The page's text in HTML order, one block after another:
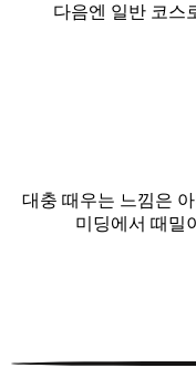
다음엔 일반 코스
대충 때우는 느낌은
미딩에서 때밀